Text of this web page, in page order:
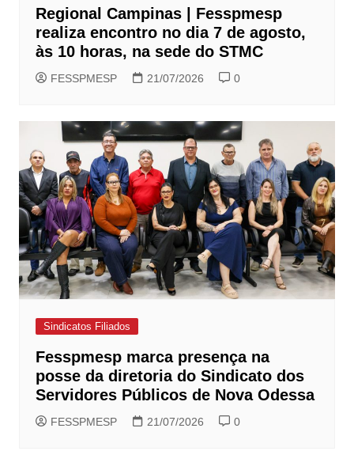
Regional Campinas | Fesspmesp
realiza encontro no dia 7 de agosto,
às 10 horas, na sede do STMC
FESSPMESP 21/07/2026 0
Sindicatos Filiados
Fesspmesp marca presença na
posse da diretoria do Sindicato dos
Servidores Públicos de Nova Odessa
FESSPMESP 21/07/2026 0